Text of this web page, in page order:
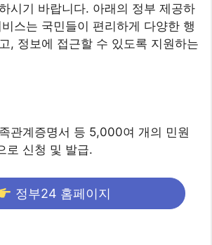
시기 바랍니다. 아래의 정부 제공하
스는 국민들이 편리하게 다양한 행
, 정보에 접근할 수 있도록 지원하는
관계증명서 등 5,000여 개의 민원
로 신청 및 발급.
정부24 홈페이지